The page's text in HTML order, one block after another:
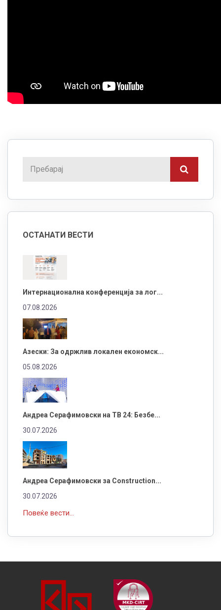
ОСТАНАТИ ВЕСТИ
Интернационална конференција за лог...
07.08.2026
Азески: За одржлив локален економск...
05.08.2026
Андреа Серафимовски на ТВ 24: Безбе...
30.07.2026
Андреа Серафимовски за Construction...
30.07.2026
Повеќе вести...